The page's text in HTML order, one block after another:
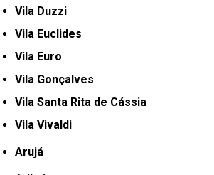
Vila Duzzi
Vila Euclides
Vila Euro
Vila Gonçalves
Vila Santa Rita de Cássia
Vila Vivaldi
Arujá